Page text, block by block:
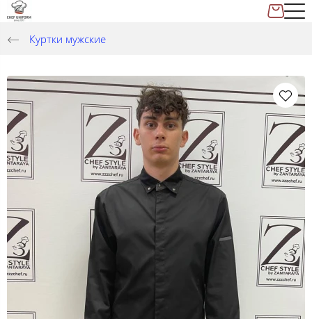
Куртки мужские